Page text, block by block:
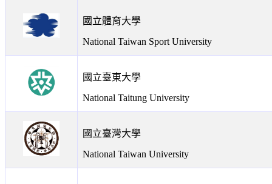
國立體育大學
National Taiwan Sport University
國立臺東大學
National Taitung University
國立臺灣大學
National Taiwan University